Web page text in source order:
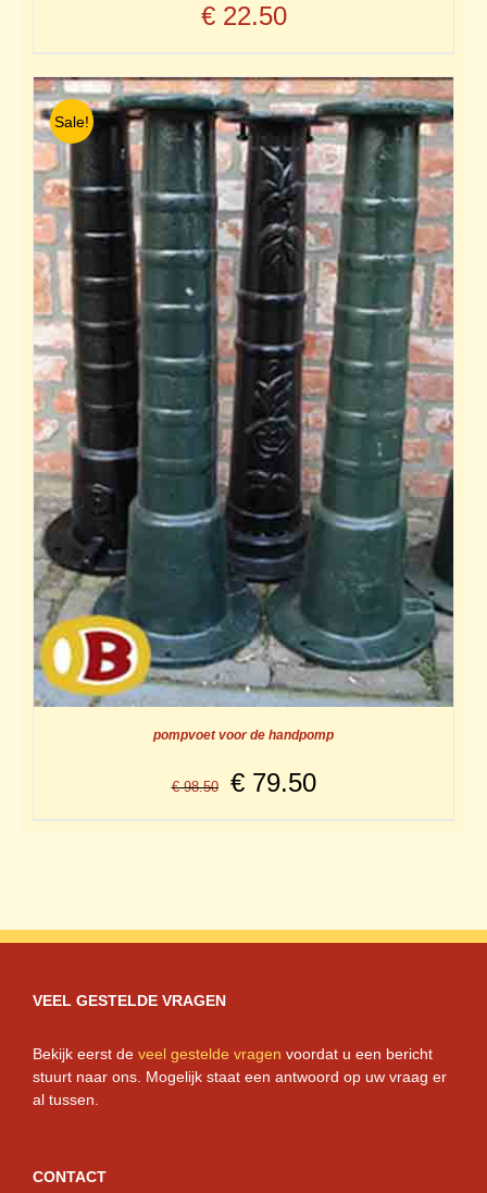
€22.50
Sale!
pompvoet voor de handpomp
€98.50
Oorspronkelijke
prijs
€79.50Huidige
prijs
VEEL GESTELDE VRAGEN
Bekijk eerst de veel gestelde vragen voordat u een bericht
stuurt naar ons. Mogelijk staat een antwoord op uw vraag er
al tussen.
CONTACT